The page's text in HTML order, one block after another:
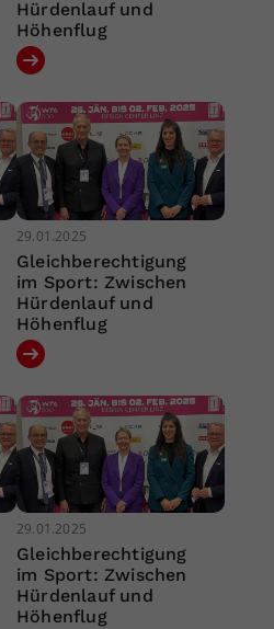
Hürdenlauf und
Höhenflug
29.01.2025
Gleichberechtigung
im Sport: Zwischen
Hürdenlauf und
Höhenflug
29.01.2025
Gleichberechtigung
im Sport: Zwischen
Hürdenlauf und
Höhenflug